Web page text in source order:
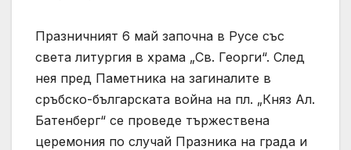
Празничният 6 май започна в Русе със
света литургия в храма „Св. Георги“. След
нея пред Паметника на загиналите в
сръбско-българската война на пл. „Княз Ал.
Батенберг“ се проведе тържествена
церемония по случай Празника на града и